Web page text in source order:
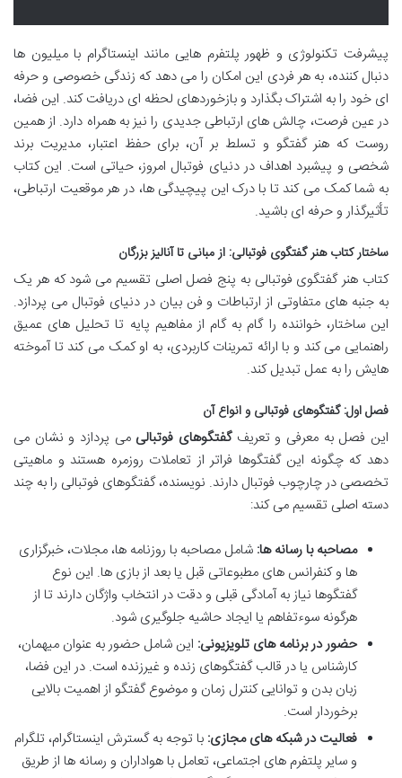
پیشرفت تکنولوژی و ظهور پلتفرم هایی مانند اینستاگرام با میلیون ها
دنبال کننده، به هر فردی این امکان را می دهد که زندگی خصوصی و حرفه
ای خود را به اشتراک بگذارد و بازخوردهای لحظه ای دریافت کند. این فضا،
در عین فرصت، چالش های ارتباطی جدیدی را نیز به همراه دارد. از همین
روست که هنر گفتگو و تسلط بر آن، برای حفظ اعتبار، مدیریت برند
شخصی و پیشبرد اهداف در دنیای فوتبال امروز، حیاتی است. این کتاب
به شما کمک می کند تا با درک این پیچیدگی ها، در هر موقعیت ارتباطی،
تأثیرگذار و حرفه ای باشید.
ساختار کتاب هنر گفتگوی فوتبالی: از مبانی تا آنالیز بزرگان
کتاب هنر گفتگوی فوتبالی به پنج فصل اصلی تقسیم می شود که هر یک
به جنبه های متفاوتی از ارتباطات و فن بیان در دنیای فوتبال می پردازد.
این ساختار، خواننده را گام به گام از مفاهیم پایه تا تحلیل های عمیق
راهنمایی می کند و با ارائه تمرینات کاربردی، به او کمک می کند تا آموخته
هایش را به عمل تبدیل کند.
فصل اول: گفتگوهای فوتبالی و انواع آن
این فصل به معرفی و تعریفگفتگوهای فوتبالی می پردازد و نشان می
دهد که چگونه این گفتگوها فراتر از تعاملات روزمره هستند و ماهیتی
تخصصی در چارچوب فوتبال دارند. نویسنده، گفتگوهای فوتبالی را به چند
دسته اصلی تقسیم می کند:
مصاحبه با رسانه ها: شامل مصاحبه با روزنامه ها، مجلات، خبرگزاری
ها و کنفرانس های مطبوعاتی قبل یا بعد از بازی ها. این نوع
گفتگوها نیاز به آمادگی قبلی و دقت در انتخاب واژگان دارند تا از
هرگونه سوءتفاهم یا ایجاد حاشیه جلوگیری شود.
حضور در برنامه های تلویزیونی: این شامل حضور به عنوان میهمان،
کارشناس یا در قالب گفتگوهای زنده و غیرزنده است. در این فضا،
زبان بدن و توانایی کنترل زمان و موضوع گفتگو از اهمیت بالایی
برخوردار است.
فعالیت در شبکه های مجازی: با توجه به گسترش اینستاگرام، تلگرام
و سایر پلتفرم های اجتماعی، تعامل با هواداران و رسانه ها از طریق